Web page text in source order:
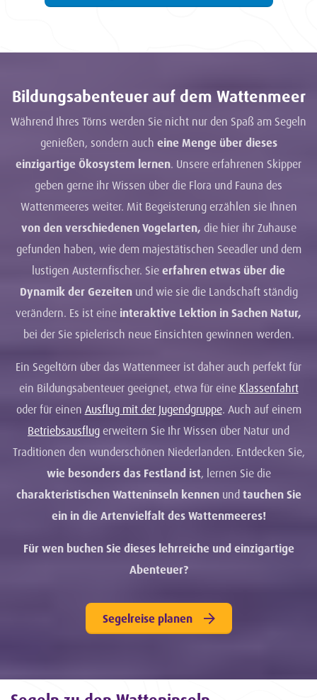
Bildungsabenteuer auf dem Wattenmeer
Während Ihres Törns werden Sie nicht nur den Spaß am Segeln
genießen, sondern auch eine Menge über dieses
einzigartige Ökosystem lernen. Unsere erfahrenen Skipper
geben gerne ihr Wissen über die Flora und Fauna des
Wattenmeeres weiter. Mit Begeisterung erzählen sie Ihnen
von den verschiedenen Vogelarten, die hier ihr Zuhause
gefunden haben, wie dem majestätischen Seeadler und dem
lustigen Austernfischer. Sie erfahren etwas über die
Dynamik der Gezeitenund wie sie die Landschaft ständig
verändern. Es ist eine interaktive Lektion in Sachen Natur,
bei der Sie spielerisch neue Einsichten gewinnen werden.
Ein Segeltörn über das Wattenmeer ist daher auch perfekt für
ein Bildungsabenteuer geeignet, etwa für eine Klassenfahrt
oder für einen Ausflug mit der Jugendgruppe. Auch auf einem
Betriebsausflug erweitern Sie Ihr Wissen über Natur und
Traditionen den wunderschönen Niederlanden. Entdecken Sie,
wie besonders das Festland ist, lernen Sie die
charakteristischen Watteninseln kennen und tauchen Sie
ein in die Artenvielfalt des Wattenmeeres!
Für wen buchen Sie dieses lehrreiche und einzigartige
Abenteuer?
Segelreise planen